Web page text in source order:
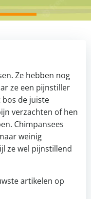
Ze hebben nog
ze een pijnstiller
bos de juiste
verzachten of hen
Chimpansees
weinig
ze wel pijnstillend
artikelen op